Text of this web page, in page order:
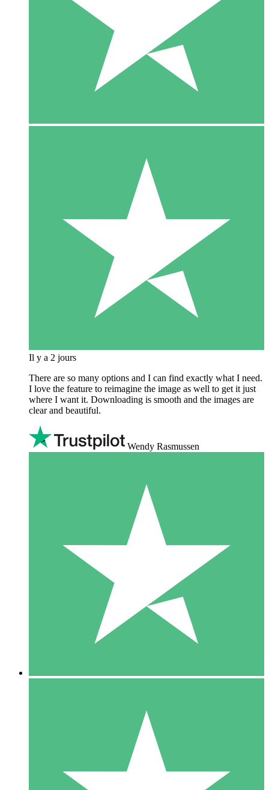
Il y a 2 jours
There are so many options and I can find exactly what I need.
I love the feature to reimagine the image as well to get it just
where I want it. Downloading is smooth and the images are
clear and beautiful.
Wendy Rasmussen